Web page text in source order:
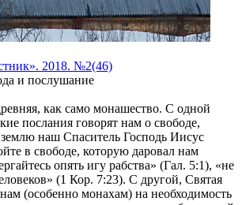
2018. №2(46)
и послушание
как само монашество. С одной
послания говорят нам о свободе,
наш Спаситель Господь Иисус
в свободе, которую даровал нам
опять игу рабства» (Гал. 5:1), «не
(1 Кор. 7:23). С другой, Святая
(особенно монахам) на необходимость